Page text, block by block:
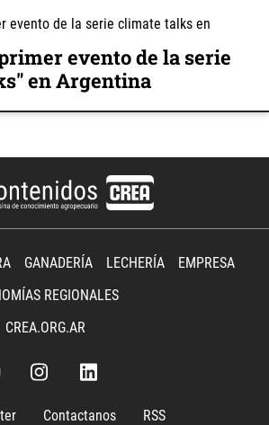
evento de la serie
en Argentina
GANADERÍA LECHERÍA
EMPRESA
REGIONALES
CREA.ORG.AR
Contactanos RSS